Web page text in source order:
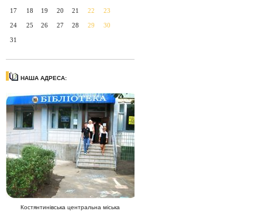
17 18 19 20 21 22 23
24 25 26 27 28 29 30
31
НАША АДРЕСА:
Костянтинівська центральна міська